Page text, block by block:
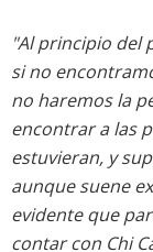
"Al principio del
si no
no haremos la
encontrar a las
estuvieran, y
aunque suene
evidente que
contar con Chi